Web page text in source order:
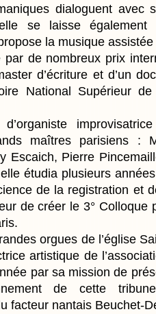
dialoguent avec
se laisse également
la musique
par de nombreux prix
d’écriture et d’un
National Supérieur
maîtres parisiens :
Escaich, Pierre
étudia plusieurs
de la registration et
de créer le 3°
orgues de l’église
artistique de
par sa mission de
de cette
facteur nantais Beuchet-